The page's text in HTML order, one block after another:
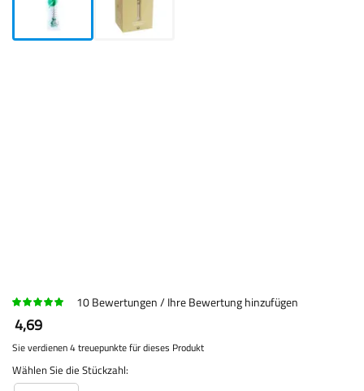
10Bewertungen Ihre Bewertung hinzufügen
4,69
Sie verdienen 4 treuepunkte für dieses Produkt
Wählen Sie die Stückzahl: